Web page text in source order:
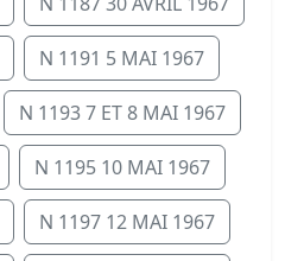
N 1191 5 MAI 1967
N 1193 7 ET 8 MAI 1967
N 1195 10 MAI 1967
N 1197 12 MAI 1967